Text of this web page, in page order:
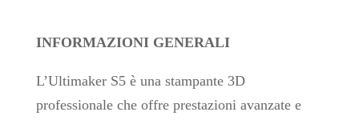
INFORMAZIONI GENERALI
L’Ultimaker S5 è una stampante 3D
professionale che offre prestazioni avanzate e